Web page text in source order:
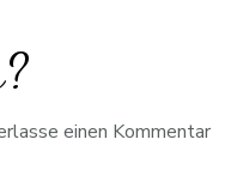
einen Kommentar